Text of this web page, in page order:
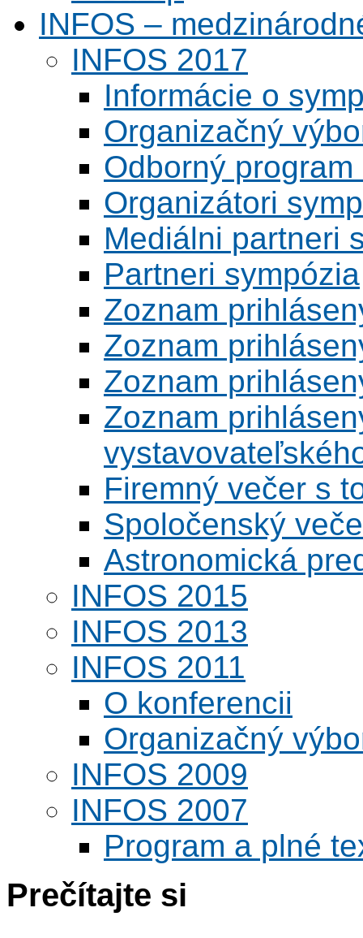
INFOS –
INFOS 2017
Informácie o
Organizačný
Odborný
Organizátori
Mediálni partneri
Partneri sympózia
Zoznam
Zoznam
Zoznam
Zoznam
Firemný večer s
Spoločenský
Astronomická
INFOS 2015
INFOS 2013
INFOS 2011
O konferencii
Organizačný
INFOS 2009
INFOS 2007
Program a plné
Prečítajte si